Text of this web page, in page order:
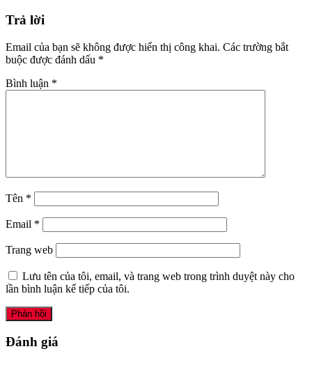
Trả lời
Email của bạn sẽ không được hiển thị công khai. Các trường bắt
buộc được đánh dấu *
Bình luận *
Tên *
Email *
Trang web
Lưu tên của tôi, email, và trang web trong trình duyệt này cho
lần bình luận kế tiếp của tôi.
Đánh giá